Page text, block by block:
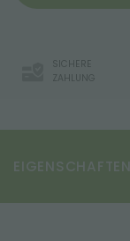
SICHERE
ZAHLUNG
EIGENSCHAFTEN